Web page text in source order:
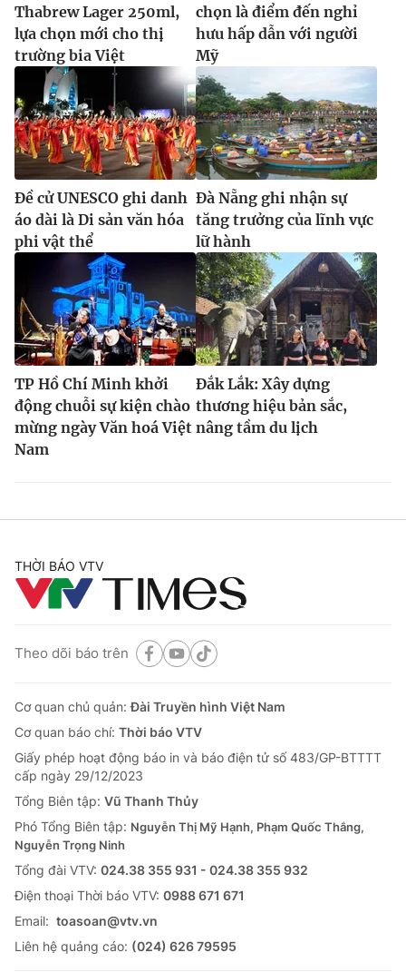
Thabrew Lager 250ml,
lựa chọn mới cho thị
trường bia Việt
chọn là điểm đến nghỉ
hưu hấp dẫn với người
Mỹ
Đề cử UNESCO ghi danh
áo dài là Di sản văn hóa
phi vật thể
Đà Nẵng ghi nhận sự
tăng trưởng của lĩnh vực
lữ hành
TP Hồ Chí Minh khởi
động chuỗi sự kiện chào
mừng ngày Văn hoá Việt
Nam
Đắk Lắk: Xây dựng
thương hiệu bản sắc,
nâng tầm du lịch
THỜI BÁO VTV
Theo dõi báo trên
Cơ quan chủ quản:Đài Truyền hình Việt Nam
Cơ quan báo chí: Thời báo VTV
Giấy phép hoạt động báo in và báo điện tử số 483/GP-BTTTT
cấp ngày 29/12/2023
Tổng Biên tập: Vũ Thanh Thủy
Phó Tổng Biên tập: Nguyễn Thị Mỹ Hạnh, Phạm Quốc Thắng,
Nguyễn Trọng Ninh
Tổng đài VTV: 024.38 355 931 - 024.38 355 932
Ðiện thoại Thời báo VTV: 0988 671 671
Email: toasoan@vtv.vn
Liên hệ quảng cáo: (024) 626 79595